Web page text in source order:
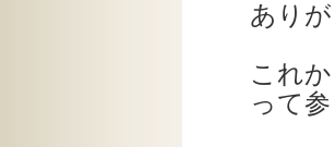
あり
これ
って